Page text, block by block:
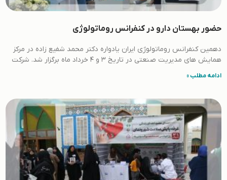
حضور بهستان دارو در کنفرانس روماتولوژی
دهمین کنفرانس روماتولوژی ایران یادواره دکتر محمد شفیع زاده در مرکز
همایش های مدیریت صنعتی در تاریخ 3 و 4 خرداد ماه برگزار شد. شرکت
ادامه مطلب »